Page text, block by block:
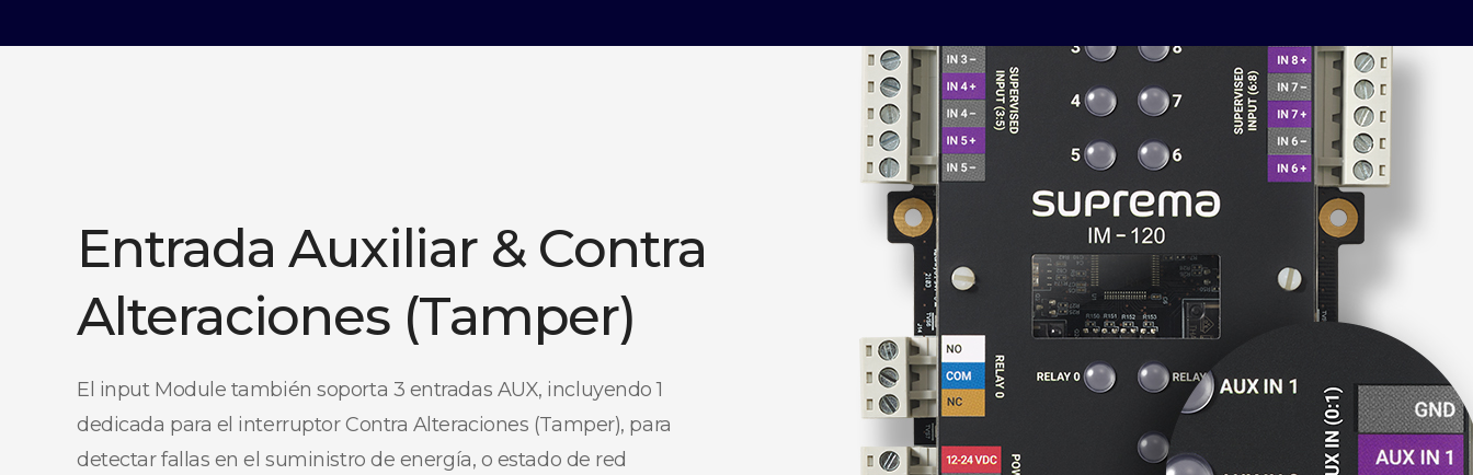
Entrada Auxiliar & Contra
Alteraciones (Tamper)
El input Module también soporta 3 entradas AUX, incluyendo 1
dedicada para el interruptor Contra Alteraciones (Tamper), para
detectar fallas en el suministro de energía, o estado de red